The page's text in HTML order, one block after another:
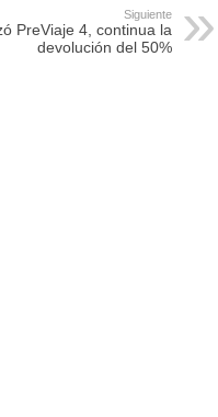
Siguiente
PreViaje 4, continua la
devolución del 50%